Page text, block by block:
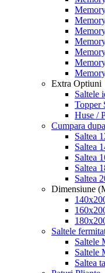
Extra Optiuni
Saltele
Topper
Huse /
Cumpara
Saltea
Saltea
Saltea
Saltea
Saltea
Dimensiune
Saltele
Saltele
Saltele
Saltea